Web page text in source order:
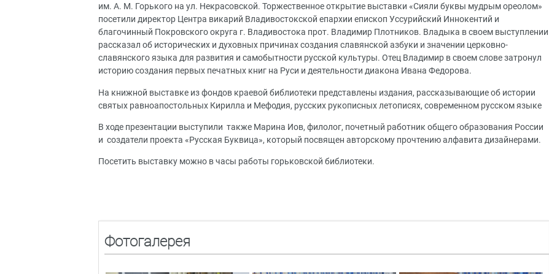
им. А. М. Горького на ул. Некрасовской. Торжественное открытие выставки «Сияли буквы мудрым ореолом»
посетили директор Центра викарий Владивостокской епархии епископ Уссурийский Иннокентий и
благочинный Покровского округа г. Владивостока прот. Владимир Плотников. Владыка в своем выступлении
рассказал об исторических и духовных причинах создания славянской азбуки и значении церковно-
славянского языка для развития и самобытности русской культуры. Отец Владимир в своем слове затронул
историю создания первых печатных книг на Руси и деятельности диакона Ивана Федорова.
На книжной выставке из фондов краевой библиотеки представлены издания, рассказывающие об истории
святых равноапостольных Кирилла и Мефодия, русских рукописных летописях, современном русском языке
В ходе презентации выступили также Марина Иов, филолог, почетный работник общего образования России
и создатели проекта «Русская Буквица», который посвящен авторскому прочтению алфавита дизайнерами.
Посетить выставку можно в часы работы горьковской библиотеки.
Фотогалерея